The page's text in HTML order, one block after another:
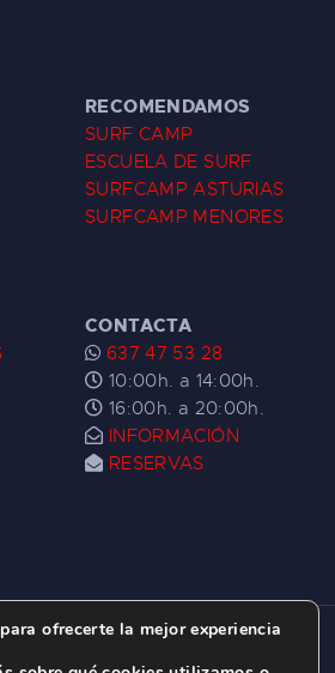
RECOMENDAMOS
SURF CAMP
ESCUELA DE SURF
SURFCAMP ASTURIAS
SURFCAMP MENORES
CONTACTA
637 47 53 28
10:00h. a 14:00h.
16:00h. a 20:00h.
INFORMACIÓN
RESERVAS
SURF LAS DUNAS ©
2026.
ofrecerte la mejor experiencia